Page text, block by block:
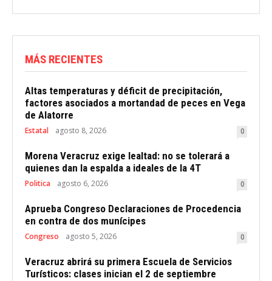
MÁS RECIENTES
Altas temperaturas y déficit de precipitación,
factores asociados a mortandad de peces en Vega
de Alatorre
Estatal agosto 8, 2026 0
Morena Veracruz exige lealtad: no se tolerará a
quienes dan la espalda a ideales de la 4T
Politica agosto 6, 2026 0
Aprueba Congreso Declaraciones de Procedencia
en contra de dos munícipes
Congreso agosto 5, 2026 0
Veracruz abrirá su primera Escuela de Servicios
Turísticos: clases inician el 2 de septiembre